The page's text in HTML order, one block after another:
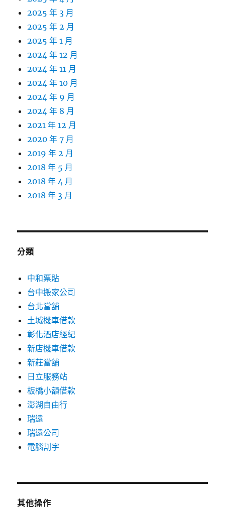
2025 年 3 月
2025 年 2 月
2025 年 1 月
2024 年 12 月
2024 年 11 月
2024 年 10 月
2024 年 9 月
2024 年 8 月
2021 年 12 月
2020 年 7 月
2019 年 2 月
2018 年 5 月
2018 年 4 月
2018 年 3 月
分類
中和票貼
台中搬家公司
台北當舖
土城機車借款
彰化酒店經紀
新店機車借款
新莊當舖
日立服務站
板橋小額借款
澎湖自由行
瑞遠
瑞遠公司
電腦割字
其他操作